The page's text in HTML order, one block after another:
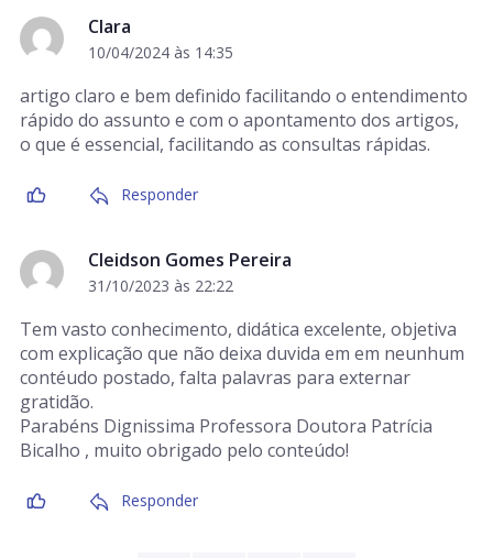
Clara
10/04/2024 às 14:35
artigo claro e bem definido facilitando o entendimento
rápido do assunto e com o apontamento dos artigos,
o que é essencial, facilitando as consultas rápidas.
Responder
Cleidson Gomes Pereira
31/10/2023 às 22:22
Tem vasto conhecimento, didática excelente, objetiva
com explicação que não deixa duvida em em neunhum
contéudo postado, falta palavras para externar
gratidão.
Parabéns Dignissima Professora Doutora Patrícia
Bicalho , muito obrigado pelo conteúdo!
Responder